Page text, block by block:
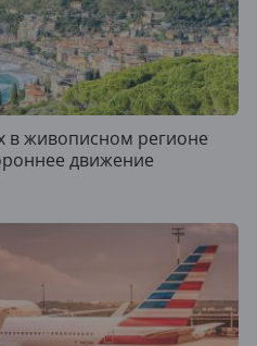
в живописном регионе
движение